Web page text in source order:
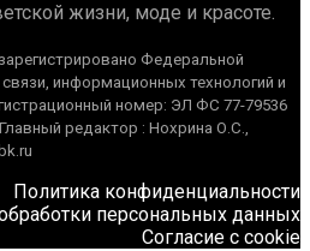
жизни, моде и красоте.
Федеральной
информационных технологий и
номер: ЭЛ ФС 77-79536
редактор : Нохрина О.С.,
Политика конфиденциальности
персональных данных
Согласие с cookie